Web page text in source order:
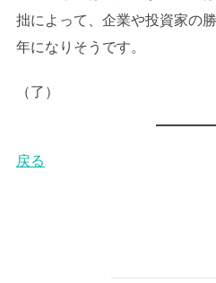
拙によって、企業や投資家の
年になりそうです。
（了）
戻る